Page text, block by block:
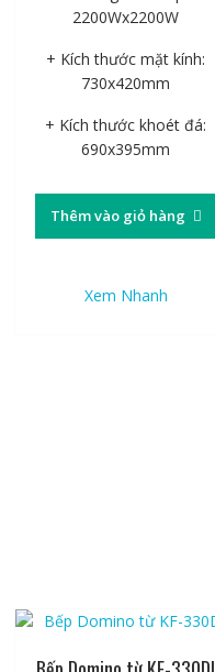
2200Wx2200W
+ Kích thước mặt kính:
730x420mm
+ Kích thước khoét đá:
690x395mm
Thêm vào giỏ hàng
Xem Nhanh